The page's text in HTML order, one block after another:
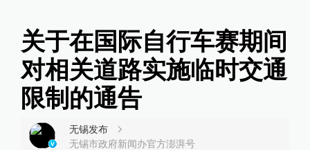
关于在国际自行车赛期间
对相关道路实施临时交通
限制的通告
无锡发布
无锡市政府新闻办官方澎湃号